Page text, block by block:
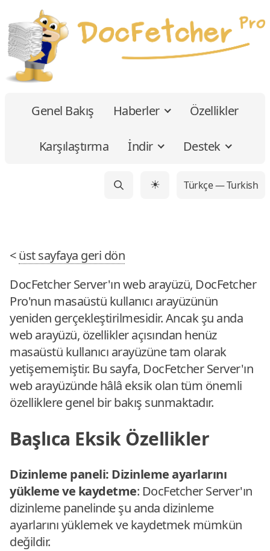
Genel Bakış Haberler Özellikler
Karşılaştırma İndir Destek
☀ Türkçe — Turkish
<üst sayfaya geri dön
DocFetcher Server'ın web arayüzü, DocFetcher
Pro'nun masaüstü kullanıcı arayüzünün
yeniden gerçekleştirilmesidir. Ancak şu anda
web arayüzü, özellikler açısından henüz
masaüstü kullanıcı arayüzüne tam olarak
yetişememiştir. Bu sayfa, DocFetcher Server'ın
web arayüzünde hâlâ eksik olan tüm önemli
özelliklere genel bir bakış sunmaktadır.
Başlıca Eksik Özellikler
Dizinleme paneli: Dizinleme ayarlarını
yükleme ve kaydetme: DocFetcher Server'ın
dizinleme panelinde şu anda dizinleme
ayarlarını yüklemek ve kaydetmek mümkün
değildir.